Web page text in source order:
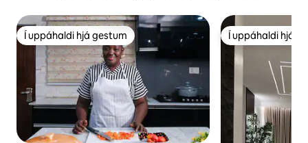
Í uppáhaldi hjá gestum
Í uppáhaldi hjá gestum Í uppáhaldi hjá
Í uppáhaldi hjá